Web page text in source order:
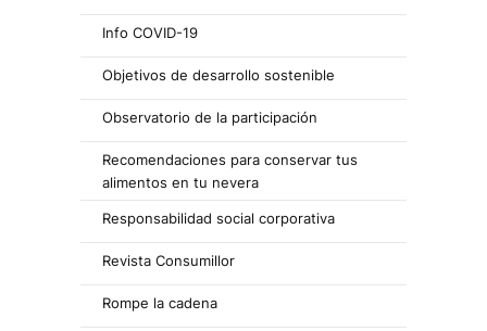
Info COVID-19
Objetivos de desarrollo sostenible
Observatorio de la participación
Recomendaciones para conservar tus
alimentos en tu nevera
Responsabilidad social corporativa
Revista Consumillor
Rompe la cadena